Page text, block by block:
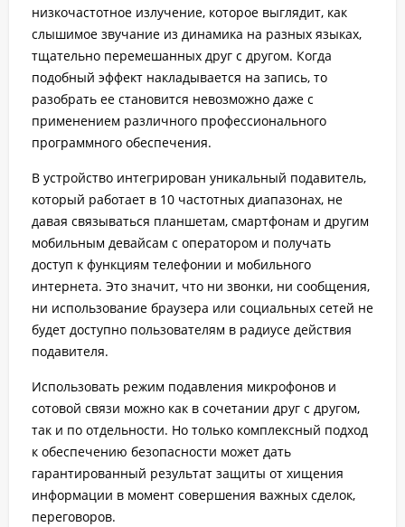
низкочастотное излучение, которое выглядит, как
слышимое звучание из динамика на разных языках,
тщательно перемешанных друг с другом. Когда
подобный эффект накладывается на запись, то
разобрать ее становится невозможно даже с
применением различного профессионального
программного обеспечения.
В устройство интегрирован уникальный подавитель,
который работает в 10 частотных диапазонах, не
давая связываться планшетам, смартфонам и другим
мобильным девайсам с оператором и получать
доступ к функциям телефонии и мобильного
интернета. Это значит, что ни звонки, ни сообщения,
ни использование браузера или социальных сетей не
будет доступно пользователям в радиусе действия
подавителя.
Использовать режим подавления микрофонов и
сотовой связи можно как в сочетании друг с другом,
так и по отдельности. Но только комплексный подход
к обеспечению безопасности может дать
гарантированный результат защиты от хищения
информации в момент совершения важных сделок,
переговоров.